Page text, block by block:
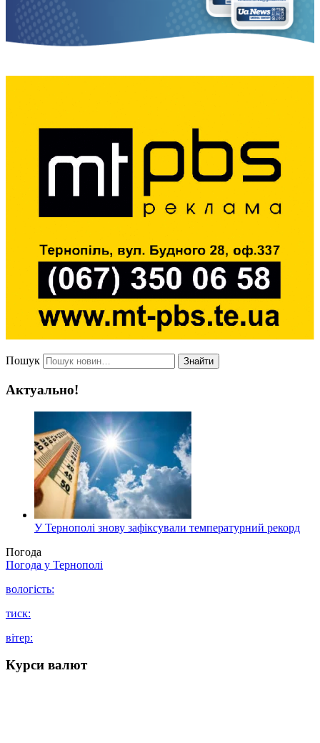
Пошук Знайти
Актуально!
У Тернополі знову зафіксували температурний рекорд
Погода
Погода у Тернополі
вологість:
тиск:
вітер:
Курси валют